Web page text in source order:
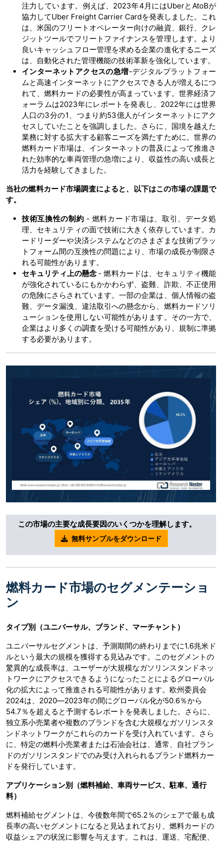
注力しています。例えば、2023年4月にはUberとAtoBが
協力してUber Freight Carrier Cardを発表しました。これ
は、米国のフリートオペレーター向けの融資、銀行、クレ
ジットツールでフリートファイナンスを管理します。より
良いキャッシュフロー管理を求める企業の進化するニーズ
は、自動化された管理機能の技術革新を強化しています。
インターネットアクセスの急増-デジタルプラットフォー
ムと高速インターネットにアクセスできる人が増えるにつ
れて、燃料カードの必要性が高まっています。世界経済フ
ォーラムは2023年にレポートを発表し、2022年には世界
人口の3分の1、つまり約53億人がインターネットにアク
セスしていたことを強調しました。さらに、国境を越えた
業務に対する拡大する顧客ニーズを満たすために。世界の
燃料カード市場は、インターネットの普及によって推進さ
れた効率的な車両管理の急増により、収益性の高い成長と
活力を経験してきました。
当社の燃料カード市場調査によると、以下はこの市場の課題で
す。
技術互換性の制約 - 燃料カード市場は、取引、データ処
理、セキュリティの面で技術に大きく依存しています。カ
ードリーダーや決済システムなどのさまざまな技術プラッ
トフォーム間の互換性の問題により、市場の成長が制限さ
れる可能性があります。
セキュリティ上の懸念 - 燃料カードは、セキュリティ機能
が強化されているにもかかわらず、盗難、詐欺、不正使用
の危険にさらされています。一部の企業は、個人情報の盗
難、データ漏洩、違法取引への懸念から、燃料カードソリ
ューションを使用しない可能性があります。その一方で、
企業はより多くの調査を受ける可能性があり、規制に準拠
する必要があります。
この市場の主要な成長要因のいくつかを理解します。
無料サンプルをダウンロード
燃料カード市場のセグメンテーショ
ン
タイプ別（ユニバーサル、ブランド、マーチャント）
ユニバーサルセグメントは、予測期間の終わりまでに1.6兆米ド
ルという最大の規模を獲得する見込みです。このセグメントの
驚異的な成長率は、ユーザーが大規模なガソリンスタンドネッ
トワークにアクセスできるようになったことによるグローバル
化の拡大によって推進される可能性があります。欧州委員会
2024は、2020―2023年の間にグローバル化が50.6％から
54.7％を超えると予測するレポートを発表しました。さらに、
独立系小売業者や複数のブランドを含む大規模なガソリンスタ
ンドネットワークがこれらのカードを受け入れています。さら
に、特定の燃料小売業者または石油会社は、通常、自社ブラン
ドのガソリンスタンドでのみ受け入れられるブランド燃料カー
ドを発行しています。
アプリケーション別（燃料補給、車両サービス、駐車、通行
料）
燃料補給セグメントは、今後数年間で65.2％のシェアで最も成
長率の高いセグメントになると見込まれており、燃料カードの
収益シェアの状況に影響を与えます。これは、運送、宅配便、